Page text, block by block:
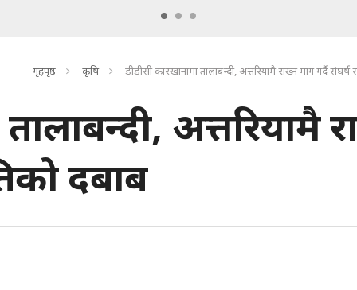
गृहपृष्ठ कृषि डीडीसी कारखानामा तालाबन्दी, अत्तरियामै राख्न माग गर्दै संघर्ष
अत्तरियामै
दबाब